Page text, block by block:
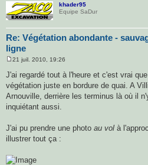
khader95
Equipe SaDur
Re: Végétation abondante -
ligne
e
s
s
a
g
e
21 juil. 2010, 19:26
J'ai regardé tout à l'heure et c'est vrai
végétation juste en bordure de quai. A
Arnouville, derrière les terminus là où il
inquiétant aussi.
J'ai pu prendre une photo au vol à
illustrer tout ça :